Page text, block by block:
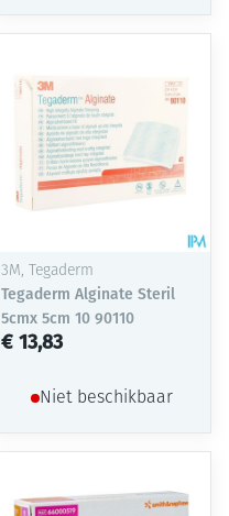
3M, Tegaderm
Tegaderm Alginate Steril
5cmx 5cm 10 90110
€ 13,83
Niet beschikbaar